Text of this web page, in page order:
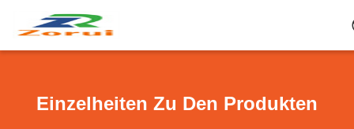
Einzelheiten Zu Den Produkten